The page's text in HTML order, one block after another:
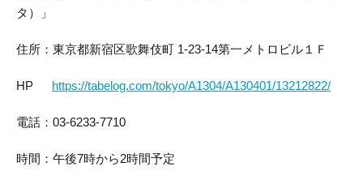
タ）」
住所：東京都新宿区歌舞伎町 1-23-14第一メトロビル１Ｆ
HP https://tabelog.com/tokyo/A1304/A130401/13212822/
電話：03-6233-7710
時間：午後7時から2時間予定